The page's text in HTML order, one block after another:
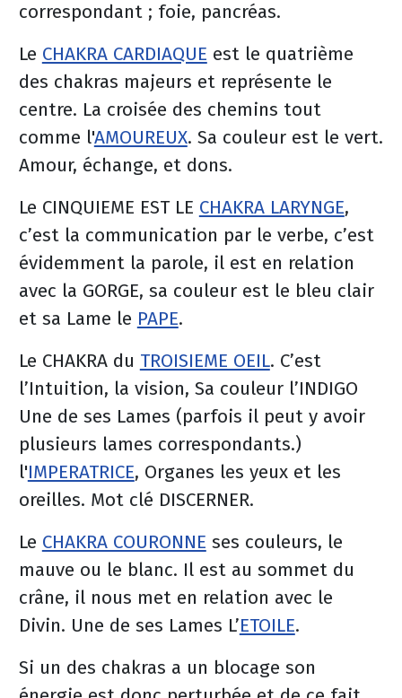
correspondant ; foie, pancréas.
Le CHAKRA CARDIAQUE est le quatrième
des chakras majeurs et représente le
centre. La croisée des chemins tout
comme l'AMOUREUX. Sa couleur est le vert.
Amour, échange, et dons.
Le CINQUIEME EST LE CHAKRA LARYNGE,
c’est la communication par le verbe, c’est
évidemment la parole, il est en relation
avec la GORGE, sa couleur est le bleu clair
et sa Lame le PAPE.
Le CHAKRA du TROISIEME OEIL. C’est
l’Intuition, la vision, Sa couleur l’INDIGO
Une de ses Lames (parfois il peut y avoir
plusieurs lames correspondants.)
l'IMPERATRICE, Organes les yeux et les
oreilles. Mot clé DISCERNER.
Le CHAKRA COURONNE ses couleurs, le
mauve ou le blanc. Il est au sommet du
crâne, il nous met en relation avec le
Divin. Une de ses Lames L’ETOILE.
Si un des chakras a un blocage son